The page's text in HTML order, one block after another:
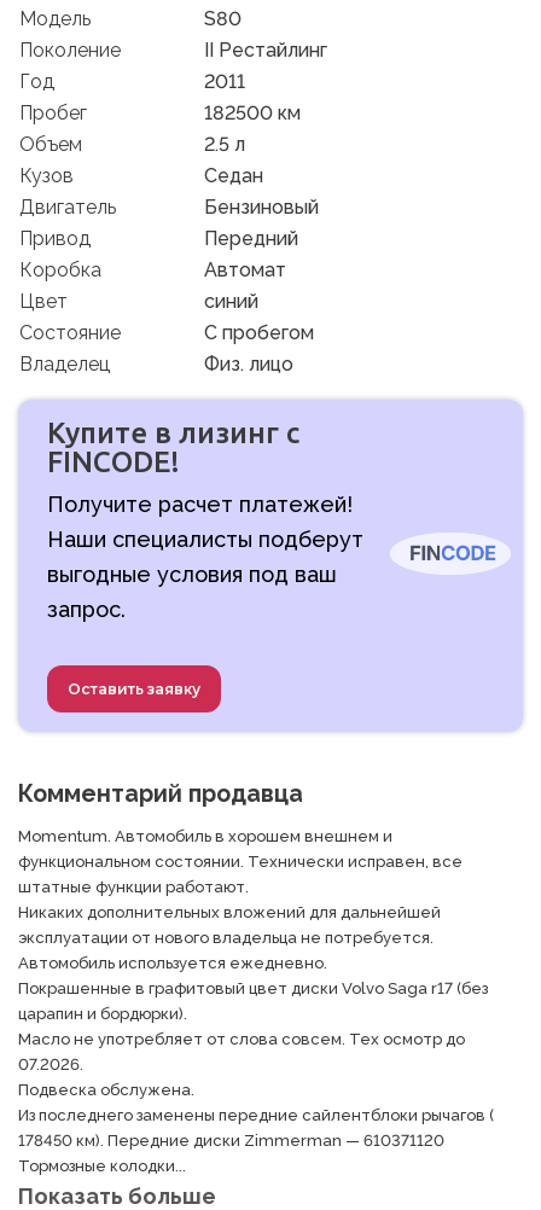
Модель
S80
Поколение
II Рестайлинг
Год
2011
Пробег
182500 км
Объем
2.5 л
Кузов
Седан
Двигатель
Бензиновый
Привод
Передний
Коробка
Автомат
Цвет
синий
Состояние
C пробегом
Владелец
Физ. лицо
Купите в лизинг с
FINCODE!
Получите расчет платежей!
Наши специалисты подберут
выгодные условия под ваш
запрос.
Оставить заявку
Комментарий продавца
Momentum. Автомобиль в хорошем внешнем и
функциональном состоянии. Технически исправен, все
штатные функции работают.
Никаких дополнительных вложений для дальнейшей
эксплуатации от нового владельца не потребуется.
Автомобиль используется ежедневно.
Покрашенные в графитовый цвет диски Volvo Saga r17 (без
царапин и бордюрки).
Масло не употребляет от слова совсем. Тех осмотр до
07.2026.
Подвеска обслужена.
Из последнего заменены передние сайлентблоки рычагов (
178450 км). Передние диски Zimmerman — 610371120
Тормозные колодки...
Показать больше